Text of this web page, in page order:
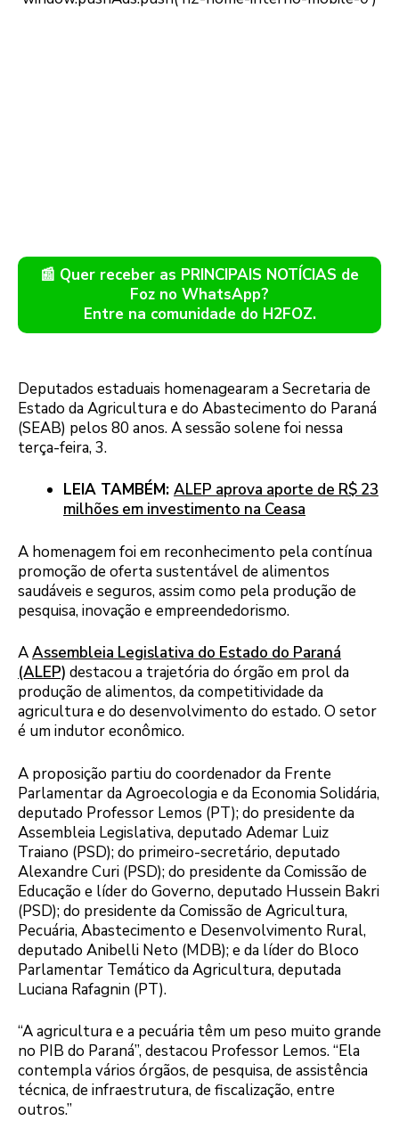
📰 Quer receber as PRINCIPAIS NOTÍCIAS de
Foz no WhatsApp?
Entre na comunidade do H2FOZ.
Deputados estaduais homenagearam a Secretaria de
Estado da Agricultura e do Abastecimento do Paraná
(SEAB) pelos 80 anos. A sessão solene foi nessa
terça-feira, 3.
LEIA TAMBÉM: ALEP aprova aporte de R$ 23
milhões em investimento na Ceasa
A homenagem foi em reconhecimento pela contínua
promoção de oferta sustentável de alimentos
saudáveis e seguros, assim como pela produção de
pesquisa, inovação e empreendedorismo.
AAssembleia Legislativa do Estado do Paraná
(ALEP) destacou a trajetória do órgão em prol da
produção de alimentos, da competitividade da
agricultura e do desenvolvimento do estado. O setor
é um indutor econômico.
A proposição partiu do coordenador da Frente
Parlamentar da Agroecologia e da Economia Solidária,
deputado Professor Lemos (PT); do presidente da
Assembleia Legislativa, deputado Ademar Luiz
Traiano (PSD); do primeiro-secretário, deputado
Alexandre Curi (PSD); do presidente da Comissão de
Educação e líder do Governo, deputado Hussein Bakri
(PSD); do presidente da Comissão de Agricultura,
Pecuária, Abastecimento e Desenvolvimento Rural,
deputado Anibelli Neto (MDB); e da líder do Bloco
Parlamentar Temático da Agricultura, deputada
Luciana Rafagnin (PT).
“A agricultura e a pecuária têm um peso muito grande
no PIB do Paraná”, destacou Professor Lemos. “Ela
contempla vários órgãos, de pesquisa, de assistência
técnica, de infraestrutura, de fiscalização, entre
outros.”